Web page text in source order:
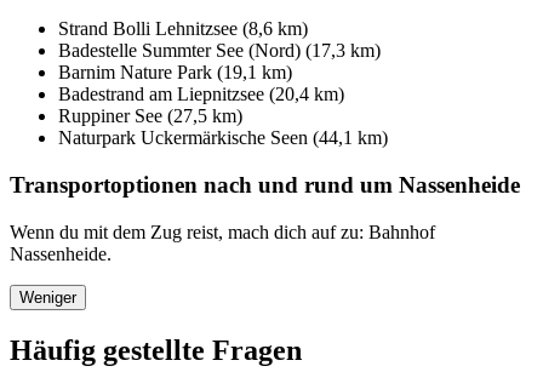
Strand Bolli Lehnitzsee (8,6 km)
Badestelle Summter See (Nord) (17,3 km)
Barnim Nature Park (19,1 km)
Badestrand am Liepnitzsee (20,4 km)
Ruppiner See (27,5 km)
Naturpark Uckermärkische Seen (44,1 km)
Transportoptionen nach und rund um Nassenheide
Wenn du mit dem Zug reist, mach dich auf zu: Bahnhof
Nassenheide.
Weniger
Häufig gestellte Fragen